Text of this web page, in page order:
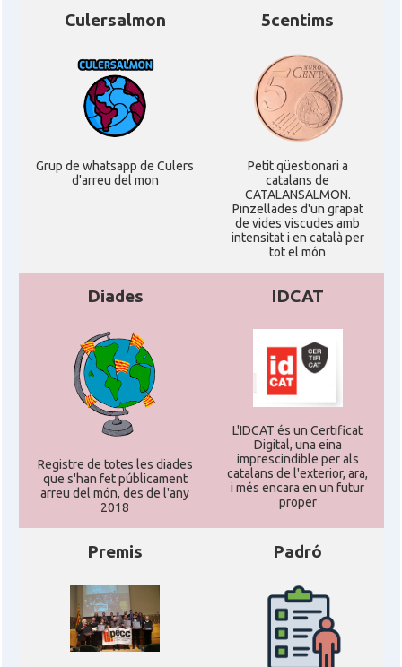
Culersalmon
Grup de whatsapp de Culers
d'arreu del mon
5centims
Petit qüestionari a
catalans de
CATALANSALMON.
Pinzellades d'un grapat
de vides viscudes amb
intensitat i en català per
tot el món
Diades
Registre de totes les diades
que s'han fet públicament
arreu del món, des de l'any
2018
IDCAT
L'IDCAT és un Certificat
Digital, una eina
imprescindible per als
catalans de l'exterior, ara,
i més encara en un futur
proper
Premis Padró